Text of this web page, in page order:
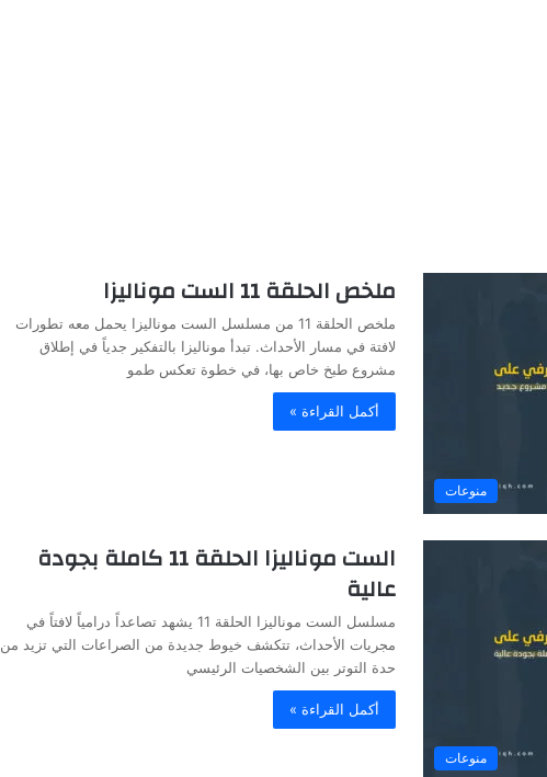
منوعات
ملخص الحلقة 11 الست موناليزا
ملخص الحلقة 11 من مسلسل الست موناليزا يحمل معه تطورات
لافتة في مسار الأحداث. تبدأ موناليزا بالتفكير جدياً في إطلاق
مشروع طبخ خاص بها، في خطوة تعكس طمو
أكمل القراءة »
منوعات
الست موناليزا الحلقة 11 كاملة بجودة
عالية
مسلسل الست موناليزا الحلقة 11 يشهد تصاعداً درامياً لافتاً في
مجريات الأحداث، تتكشف خيوط جديدة من الصراعات التي تزيد من
حدة التوتر بين الشخصيات الرئيسي
أكمل القراءة »